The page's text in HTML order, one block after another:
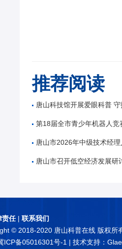
推荐阅读
唐山科技馆开展爱眼科普 守
第18届全市青少年机器人竞
唐山市2026年中级技术经理人
唐山市召开低空经济发展研
责任| 联系我们
© 2018-2020 唐山科普在线 版权所
ICP备05016301号-1 | 技术支持：